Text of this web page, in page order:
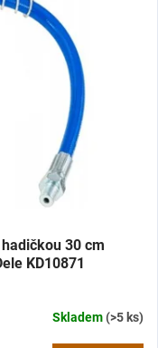
30 cm
KD10871
Skladem(>5 ks)